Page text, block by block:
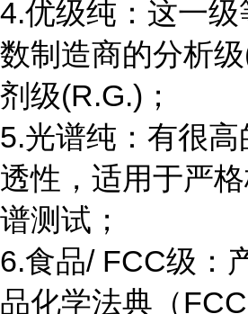
4.优级纯：这一级
数制造商的分析
剂级(R.G.)；
5.光谱纯：有很高
透性，适用于严
谱测试；
6.食品/ FCC级：
品化学法典（